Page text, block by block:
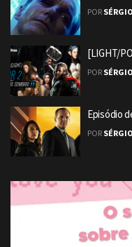
POR
[LIGHT/
POR
Episódio
POR